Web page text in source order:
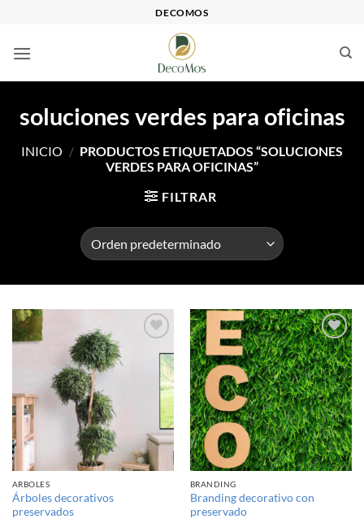
contenido
DECOMOS
soluciones verdes para oficinas
INICIO / PRODUCTOS ETIQUETADOS “SOLUCIONES
VERDES PARA OFICINAS”
FILTRAR
lista de
deseos
ARBOLES
Árboles decorativos
preservados
Añadir
a la
lista de
deseos
BRANDING
Branding decorativo con
preservado